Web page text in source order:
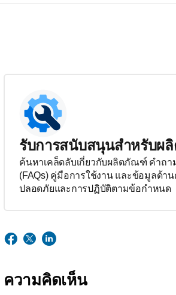
รับการสนับสนุนสำหรับผ
ค้นหาเคล็ดลับเกี่ยวกับผลิตภัณฑ์ คำถา
(FAQs) คู่มือการใช้งาน และข้อมูลด้า
ปลอดภัยและการปฏิบัติตามข้อกำหนด
ความคิดเห็น